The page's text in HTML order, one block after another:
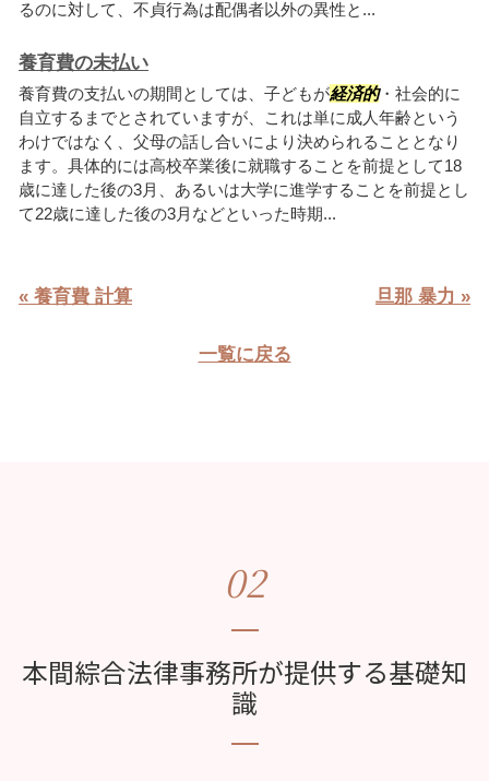
るのに対して、不貞行為は配偶者以外の異性と...
養育費の未払い
養育費の支払いの期間としては、子どもが経済的・社会的に
自立するまでとされていますが、これは単に成人年齢という
わけではなく、父母の話し合いにより決められることとなり
ます。具体的には高校卒業後に就職することを前提として18
歳に達した後の3月、あるいは大学に進学することを前提とし
て22歳に達した後の3月などといった時期...
« 養育費 計算 旦那 暴力 »
一覧に戻る
02
本間綜合法律事務所が提供する基礎知
識